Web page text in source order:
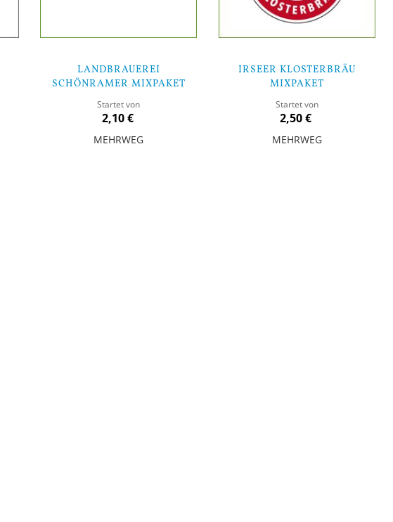
LANDBRAUEREI
SCHÖNRAMER MIXPAKET
Startet von
2,10 €
MEHRWEG
IRSEER KLOSTERBRÄU
MIXPAKET
Startet von
2,50 €
MEHRWEG